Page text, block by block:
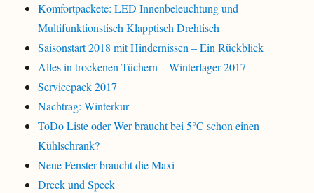
Komfortpackete: LED Innenbeleuchtung und
Multifunktionstisch Klapptisch Drehtisch
Saisonstart 2018 mit Hindernissen – Ein Rückblick
Alles in trockenen Tüchern – Winterlager 2017
Servicepack 2017
Nachtrag: Winterkur
ToDo Liste oder Wer braucht bei 5°C schon einen
Kühlschrank?
Neue Fenster braucht die Maxi
Dreck und Speck